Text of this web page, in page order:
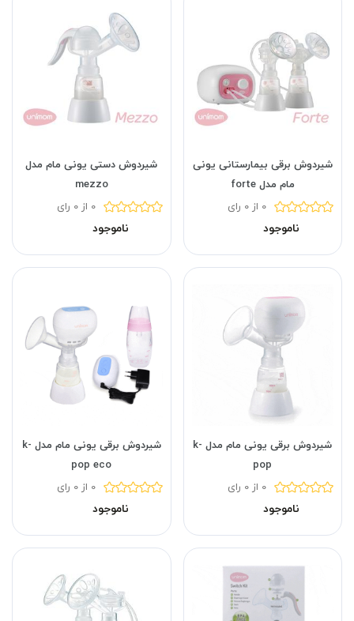
شیردوش برقی بیمارستانی یونی
مام مدل forte
0 از 0 رای
ناموجود
شیردوش دستی یونی مام مدل
mezzo
0 از 0 رای
ناموجود
شیردوش برقی یونی مام مدل k-
pop
0 از 0 رای
ناموجود
شیردوش برقی یونی مام مدل k-
pop eco
0 از 0 رای
ناموجود